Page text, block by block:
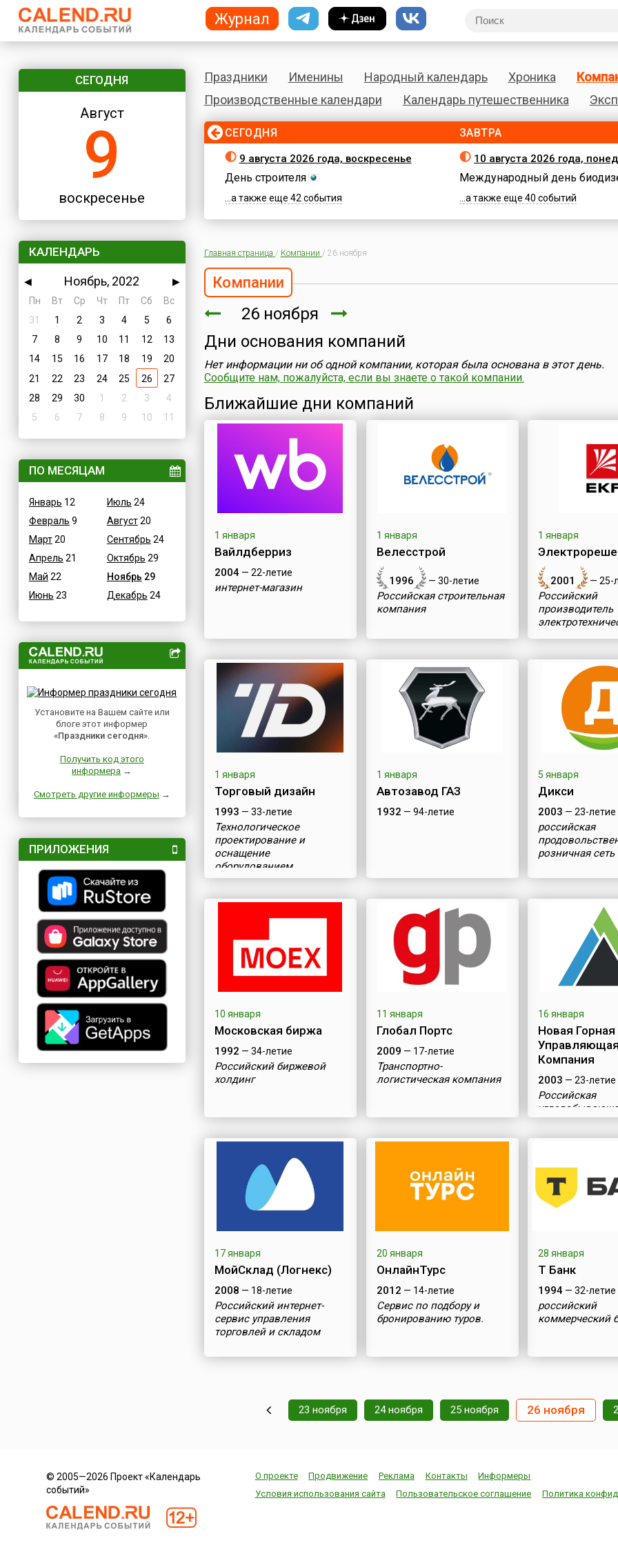
СЕГОДНЯ
Август
9
воскресенье
КАЛЕНДАРЬ
◀ Ноябрь, 2022
▶
Пн
Вт Ср Чт Пт Сб
Вс
31
1 2 3 4 5
6
7
8 9 10 11 12
13
14
15 16 17 18 19
20
21
22 23 24 25 26
27
28
29 30 1 2 3
4
5
6 7 8 9 10 11
ПО МЕСЯЦАМ
Январь 12
Февраль 9
Март20
Апрель 21
Май 22
Июнь 23
Июль 24
Август20
Сентябрь 24
Октябрь 29
Ноябрь 29
Декабрь 24
Установите на Вашем сайте или
блоге этот информер
«Праздники сегодня».
Получить код этого
информера →
Смотреть другие информеры →
ПРИЛОЖЕНИЯ
Праздники Именины Народный календарь Хроника
Производственные календари
Календарь путешественника
СЕГОДНЯ
9 августа 2026 года, воскресенье
День строителя
...а также еще 42 события
ЗАВТРА
10 августа 2026 года,
Международный день
...а также еще 40 событий
Главная страница / Компании / 26 ноября
Компании
26 ноября
Дни основания компаний
Нет информации ни об одной компании, которая была основана в этот день.
Сообщите нам, пожалуйста, если вы знаете о такой компании.
Ближайшие дни компаний
1 января
Вайлдберриз
2004— 22-летие
интернет-магазин
1 января
Велесстрой
1996 — 30-летие
Российская строительная
компания
1 января
2001 — 25-
Российский
производитель
1 января
Торговый дизайн
1993 — 33-летие
Технологическое
проектирование и
оснащение
оборудованием
1 января
Автозавод ГАЗ
1932 — 94-летие
5 января
Дикси
2003 — 23-летие
российская
розничная сеть
10 января
Московская биржа
1992 — 34-летие
Российский биржевой
холдинг
11 января
Глобал Портс
2009 — 17-летие
Транспортно-
логистическая компания
16 января
Новая Горная
Компания
2003 — 23-летие
Российская
компания
17 января
МойСклад (Логнекс)
2008 — 18-летие
Российский интернет-
сервис управления
торговлей и складом
20 января
ОнлайнТурс
2012 — 14-летие
Сервис по подбору и
бронированию туров.
28 января
Т Банк
1994 — 32-летие
российский
коммерческий
23 ноября 24 ноября 25 ноября 26 ноября
© 2005—2026 Проект «Календарь
событий»
О проекте Продвижение Реклама Контакты
Информеры
Условия использования сайта
Пользовательское соглашение Политика
Журнал